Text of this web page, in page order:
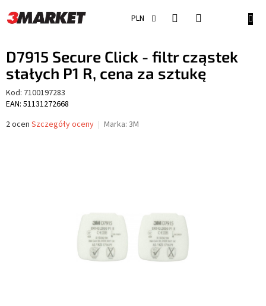
do
treści
PLN
D7915 Secure Click - filtr cząstek
stałych P1 R, cena za sztukę
Kod: 7100197283
EAN: 51131272668
Średnia
2 ocen Szczegóły oceny Marka: 3M